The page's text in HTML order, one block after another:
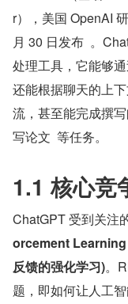
r），美国 OpenAI
月 30 日发布  。
处理工具，它能够
还能根据聊天的上
流，甚至能完成撰
写论文  等任务。
1.1 核心竞
ChatGPT 受到关注
orcement
反馈的强化学习)。
题，即如何让人工